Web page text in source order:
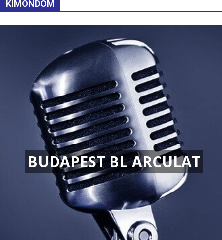
KIMONDOM
BUDAPEST BL ARCULAT